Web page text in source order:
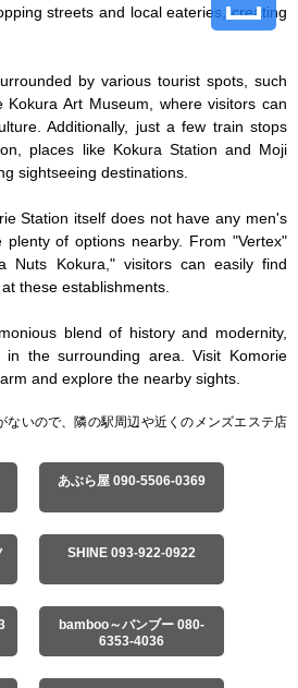
streets and local eateries, creating
by various tourist spots, such
Art Museum, where visitors can
Additionally, just a few train stops
places like Kokura Station and Moji
sightseeing destinations.
Station itself does not have any men's
of options nearby. From "Vertex"
Nuts Kokura," visitors can easily find
these establishments.
blend of history and modernity,
the surrounding area. Visit Komorie
and explore the nearby sights.
ないので、隣の駅周辺や近くのメンズエステ店
あぶら屋 090-5506-0369
SHINE 093-922-0922
bamboo～バンブー 080-
6353-4036